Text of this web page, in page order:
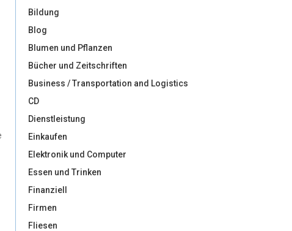
Bildung
Blog
Blumen und Pflanzen
Bücher und Zeitschriften
Business / Transportation and Logistics
CD
Dienstleistung
Einkaufen
Elektronik und Computer
Essen und Trinken
Finanziell
Firmen
Fliesen